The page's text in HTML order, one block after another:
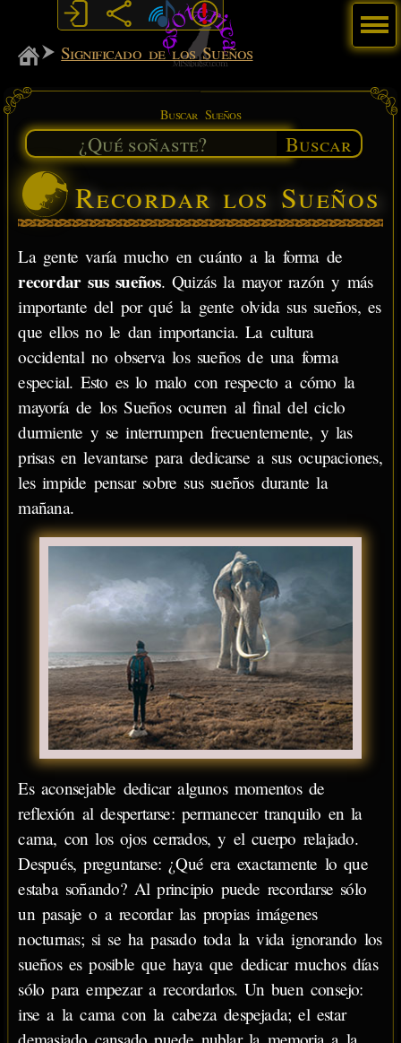
MiSabueso
Significado de los Sueños
Buscar Sueños
Buscar
Recordar los Sueños
La gente varía mucho en cuánto a la forma de
recordar sus sueños. Quizás la mayor razón y más
importante del por qué la gente olvida sus sueños, es
que ellos no le dan importancia. La cultura
occidental no observa los sueños de una forma
especial. Esto es lo malo con respecto a cómo la
mayoría de los Sueños ocurren al final del ciclo
durmiente y se interrumpen frecuentemente, y las
prisas en levantarse para dedicarse a sus ocupaciones,
les impide pensar sobre sus sueños durante la
mañana.
Es aconsejable dedicar algunos momentos de
reflexión al despertarse: permanecer tranquilo en la
cama, con los ojos cerrados, y el cuerpo relajado.
Después, preguntarse: ¿Qué era exactamente lo que
estaba soñando? Al principio puede recordarse sólo
un pasaje o a recordar las propias imágenes
nocturnas; si se ha pasado toda la vida ignorando los
sueños es posible que haya que dedicar muchos días
sólo para empezar a recordarlos. Un buen consejo:
irse a la cama con la cabeza despejada; el estar
Menú